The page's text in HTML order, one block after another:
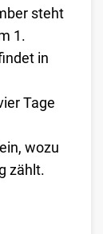
steht
1.
in
Tage
wozu
zählt.